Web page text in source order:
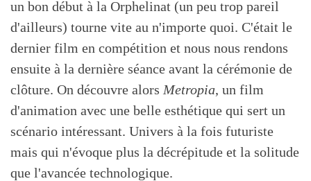
un bon début à la Orphelinat (un peu trop pareil
d'ailleurs) tourne vite au n'importe quoi. C'était le
dernier film en compétition et nous nous rendons
ensuite à la dernière séance avant la cérémonie de
clôture. On découvre alors Metropia, un film
d'animation avec une belle esthétique qui sert un
scénario intéressant. Univers à la fois futuriste
mais qui n'évoque plus la décrépitude et la solitude
que l'avancée technologique.